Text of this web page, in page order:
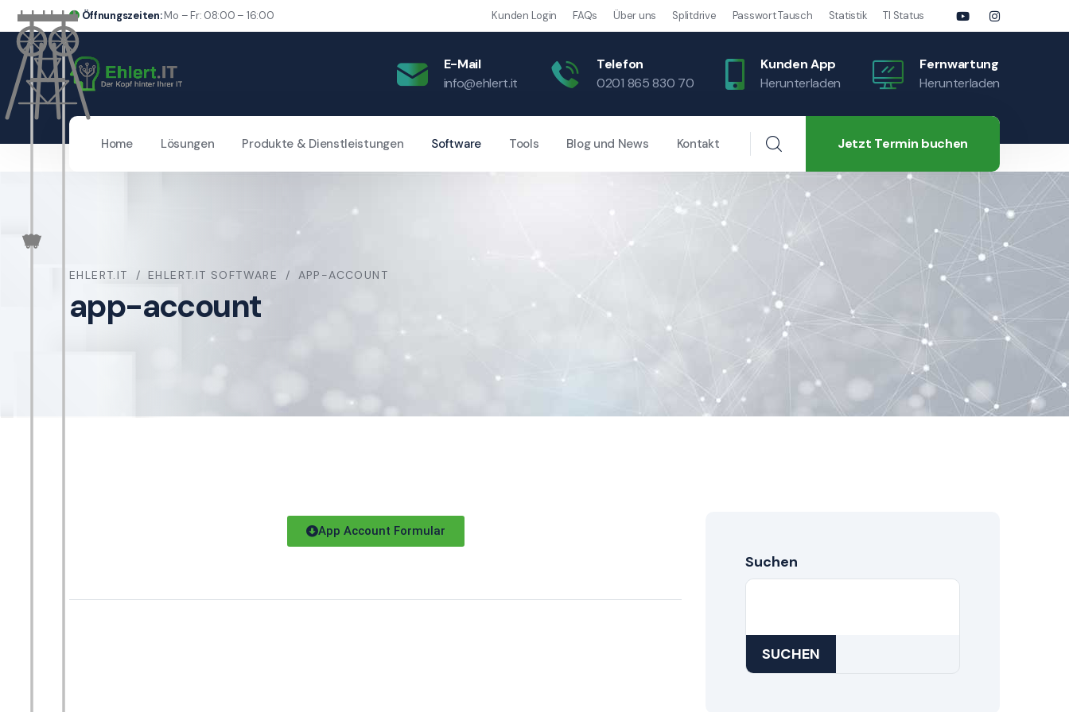
Öffnungszeiten:Mo – Fr: 08:00 – 16:00 Kunden Login FAQs Über uns Splitdrive Passwort Tausch Statistik TI Status
E-Mail
info@ehlert.it
Telefon
0201 865 830 70
Kunden App
Herunterladen
Fernwartung
Herunterladen
Home Lösungen Produkte & Dienstleistungen Software Tools Blog und News Kontakt Jetzt Termin buchen
EHLERT.IT EHLERT.IT SOFTWARE APP-ACCOUNT
app-account
App Account Formular
Suchen
SUCHEN